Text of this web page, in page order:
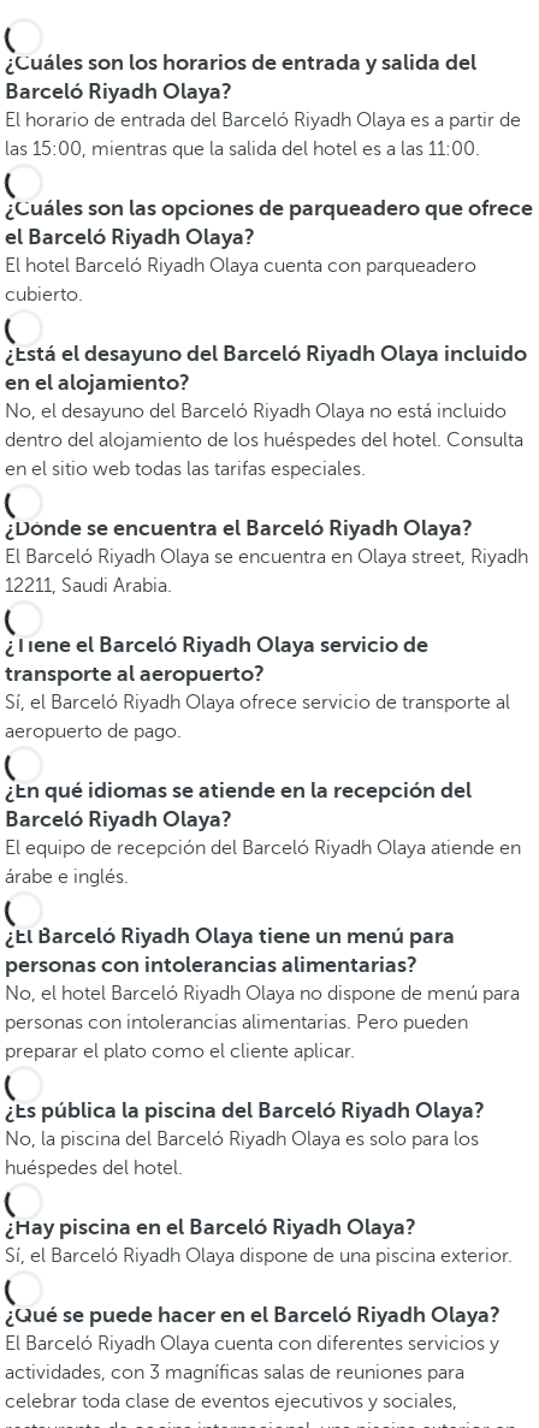
¿Cuáles son los horarios de entrada y salida del
Barceló Riyadh Olaya?
El horario de entrada del Barceló Riyadh Olaya es a partir de
las 15:00, mientras que la salida del hotel es a las 11:00.
¿Cuáles son las opciones de parqueadero que ofrece
el Barceló Riyadh Olaya?
El hotel Barceló Riyadh Olaya cuenta con parqueadero
cubierto.
¿Está el desayuno del Barceló Riyadh Olaya incluido
en el alojamiento?
No, el desayuno del Barceló Riyadh Olaya no está incluido
dentro del alojamiento de los huéspedes del hotel. Consulta
en el sitio web todas las tarifas especiales.
¿Dónde se encuentra el Barceló Riyadh Olaya?
El Barceló Riyadh Olaya se encuentra en Olaya street, Riyadh
12211, Saudi Arabia.
¿Tiene el Barceló Riyadh Olaya servicio de
transporte al aeropuerto?
Sí, el Barceló Riyadh Olaya ofrece servicio de transporte al
aeropuerto de pago.
¿En qué idiomas se atiende en la recepción del
Barceló Riyadh Olaya?
El equipo de recepción del Barceló Riyadh Olaya atiende en
árabe e inglés.
¿El Barceló Riyadh Olaya tiene un menú para
personas con intolerancias alimentarias?
No, el hotel Barceló Riyadh Olaya no dispone de menú para
personas con intolerancias alimentarias. Pero pueden
preparar el plato como el cliente aplicar.
¿Es pública la piscina del Barceló Riyadh Olaya?
No, la piscina del Barceló Riyadh Olaya es solo para los
huéspedes del hotel.
¿Hay piscina en el Barceló Riyadh Olaya?
Sí, el Barceló Riyadh Olaya dispone de una piscina exterior.
¿Qué se puede hacer en el Barceló Riyadh Olaya?
El Barceló Riyadh Olaya cuenta con diferentes servicios y
actividades, con 3 magníficas salas de reuniones para
celebrar toda clase de eventos ejecutivos y sociales,